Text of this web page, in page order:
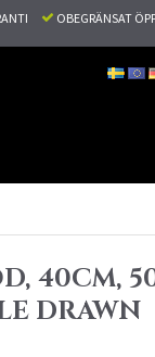
OBEGRÄNSAT
40CM,
DRAWN